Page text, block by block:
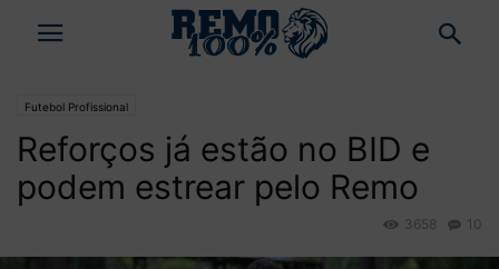
Futebol Profissional
Reforços já estão no BID e
podem estrear pelo Remo
10
3658